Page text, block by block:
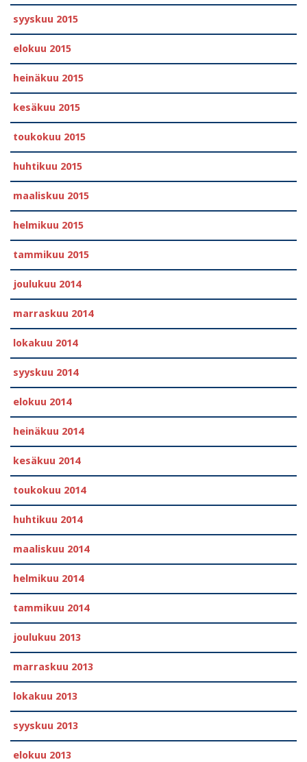
syyskuu 2015
elokuu 2015
heinäkuu 2015
kesäkuu 2015
toukokuu 2015
huhtikuu 2015
maaliskuu 2015
helmikuu 2015
tammikuu 2015
joulukuu 2014
marraskuu 2014
lokakuu 2014
syyskuu 2014
elokuu 2014
heinäkuu 2014
kesäkuu 2014
toukokuu 2014
huhtikuu 2014
maaliskuu 2014
helmikuu 2014
tammikuu 2014
joulukuu 2013
marraskuu 2013
lokakuu 2013
syyskuu 2013
elokuu 2013